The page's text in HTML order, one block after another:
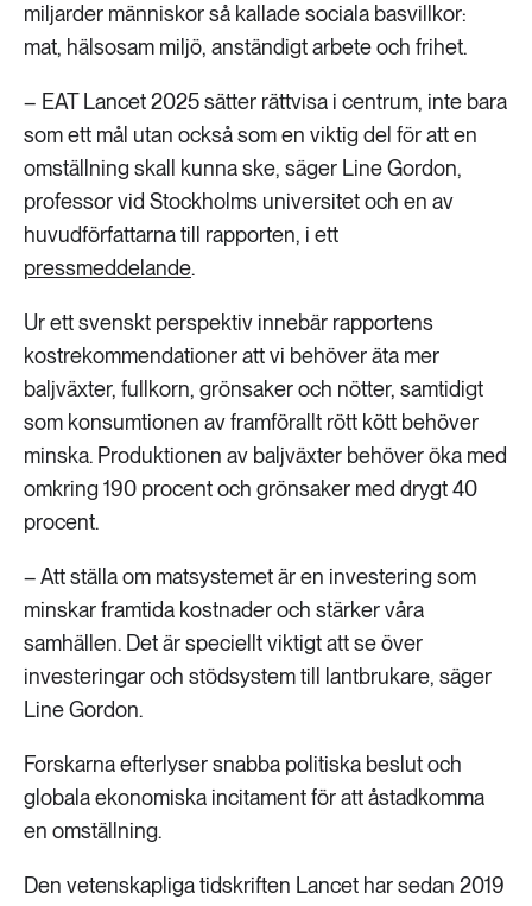
miljarder människor så kallade sociala basvillkor:
mat, hälsosam miljö, anständigt arbete och frihet.
– EAT Lancet 2025 sätter rättvisa i centrum, inte bara
som ett mål utan också som en viktig del för att en
omställning skall kunna ske, säger Line Gordon,
professor vid Stockholms universitet och en av
huvudförfattarna till rapporten, i ett
pressmeddelande.
Ur ett svenskt perspektiv innebär rapportens
kostrekommendationer att vi behöver äta mer
baljväxter, fullkorn, grönsaker och nötter, samtidigt
som konsumtionen av framförallt rött kött behöver
minska. Produktionen av baljväxter behöver öka med
omkring 190 procent och grönsaker med drygt 40
procent.
– Att ställa om matsystemet är en investering som
minskar framtida kostnader och stärker våra
samhällen. Det är speciellt viktigt att se över
investeringar och stödsystem till lantbrukare, säger
Line Gordon.
Forskarna efterlyser snabba politiska beslut och
globala ekonomiska incitament för att åstadkomma
en omställning.
Den vetenskapliga tidskriften Lancet har sedan 2019